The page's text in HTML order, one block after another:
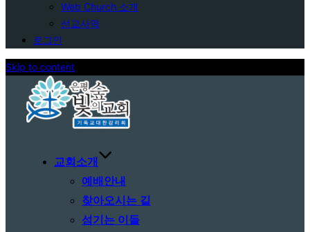
Web Church 소개
선교사역
로그인
Skip to content
교회소개
예배안내
찾아오시는 길
섬기는 이들